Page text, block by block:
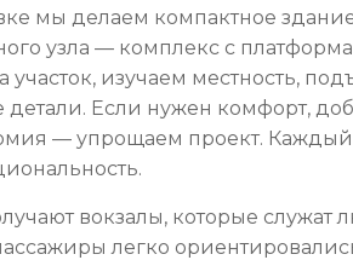
мы делаем компактное
узла — комплекс с
изучаем местность,
детали. Если нужен комфорт,
— упрощаем проект.
вокзалы, которые служат
легко